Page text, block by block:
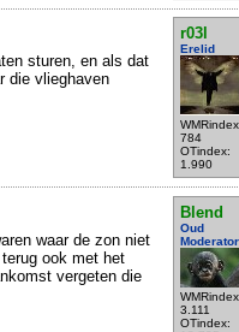
r03l
Erelid
784
OTindex:
1.990
sturen, en als dat
die vlieghaven
Blend
Oud
Moderator
3.111
OTindex:
waar de zon niet
ook met het
vergeten die